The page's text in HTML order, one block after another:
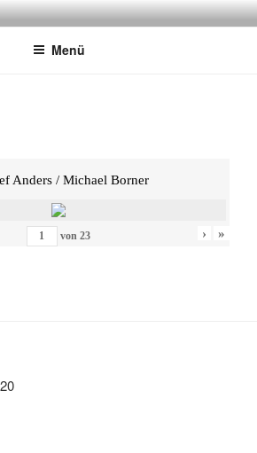
Menü
Anders / Michael Borner
von 23 › »